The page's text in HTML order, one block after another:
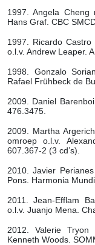
1997. Angela Cheng
Hans Graf. CBC
1997. Ricardo
o.l.v. Andrew Leaper.
1998. Gonzalo
Rafael Frühbeck de
2009. Daniel
476.3475.
2009. Martha
omroep o.l.v.
607.367-2 (3 cd’s).
2010. Javier
Pons. Harmonia
2011. Jean-Efflam
o.l.v. Juanjo Mena.
2012. Valerie Tryon
Kenneth Woods.